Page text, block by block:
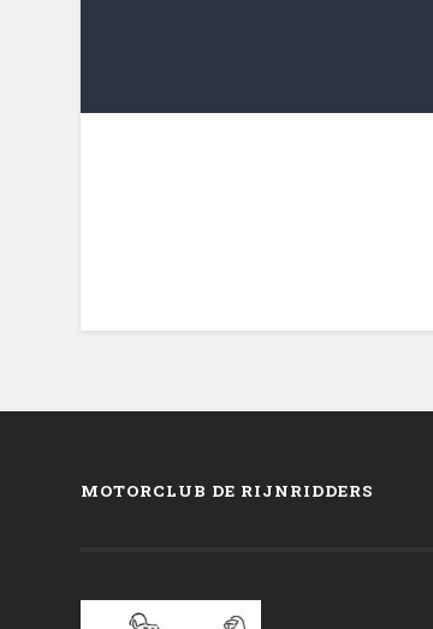
MOTORCLUB DE RIJNRIDDERS